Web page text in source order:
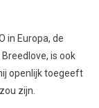
in Europa, de
is ook
openlijk toegeeft
zijn.